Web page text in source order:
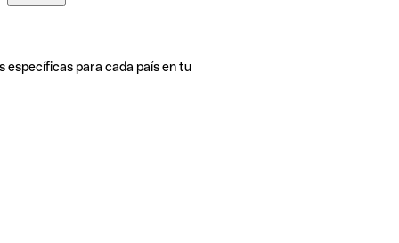
específicas para cada país en tu